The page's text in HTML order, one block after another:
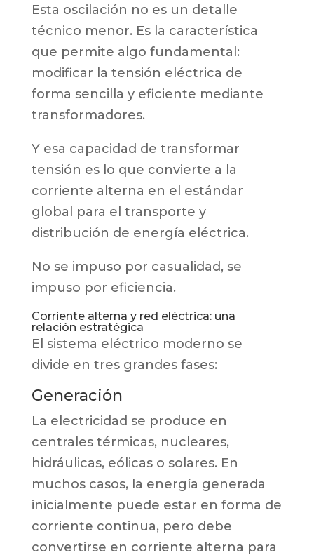
Esta oscilación no es un detalle
técnico menor. Es la característica
que permite algo fundamental:
modificar la tensión eléctrica de
forma sencilla y eficiente mediante
transformadores.
Y esa capacidad de transformar
tensión es lo que convierte a la
corriente alterna en el estándar
global para el transporte y
distribución de energía eléctrica.
No se impuso por casualidad, se
impuso por eficiencia.
Corriente alterna y red eléctrica: una
relación estratégica
El sistema eléctrico moderno se
divide en tres grandes fases:
Generación
La electricidad se produce en
centrales térmicas, nucleares,
hidráulicas, eólicas o solares. En
muchos casos, la energía generada
inicialmente puede estar en forma de
corriente continua, pero debe
convertirse en corriente alterna para